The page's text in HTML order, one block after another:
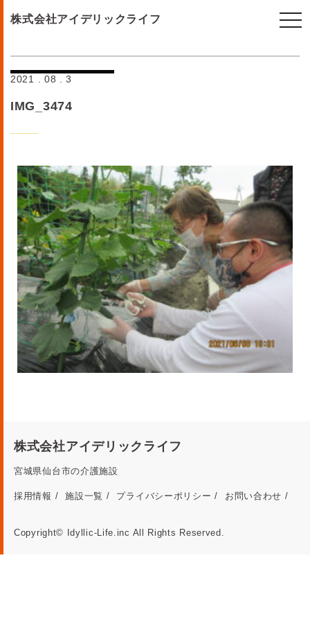
株式会社アイデリックライフ
2021 . 08 . 3
IMG_3474
株式会社アイデリックライフ
宮城県仙台市の介護施設
採用情報 施設一覧 プライバシーポリシー お問い合わせ
Copyright© Idyllic-Life.inc All Rights Reserved.